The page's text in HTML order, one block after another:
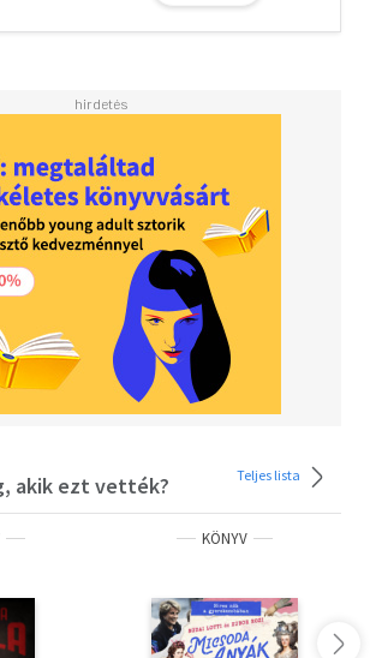
a házasságtörő kapcsolatból született
akik ezt vették? Teljes lista
KÖNYV